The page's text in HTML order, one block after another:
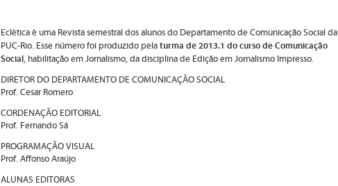
Eclética é uma Revista semestral dos alunos do Departamento de Comunicação Social da
PUC-Rio. Esse número foi produzido pela turma de 2013.1 do curso de Comunicação
Social, habilitação em Jornalismo, da disciplina de Edição em Jornalismo Impresso.
DIRETOR DO DEPARTAMENTO DE COMUNICAÇÃO SOCIAL
Prof. Cesar Romero
CORDENAÇÃO EDITORIAL
Prof. Fernando Sá
PROGRAMAÇÃO VISUAL
Prof. Affonso Araújo
ALUNAS EDITORAS